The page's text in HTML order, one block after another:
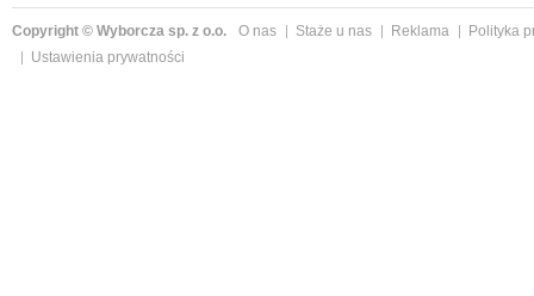
Copyright © Wyborcza sp. z o.o. O nas Staże u nas Reklama
Polityka
Ustawienia prywatności